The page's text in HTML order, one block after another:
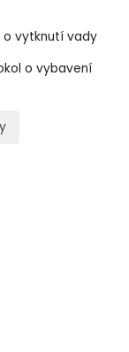
vytknutí vady
o vybavení